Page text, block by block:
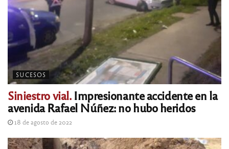
SUCESOS
Siniestro vial.Impresionante accidente en la
avenida Rafael Núñez: no hubo heridos
18 de agosto de 2022